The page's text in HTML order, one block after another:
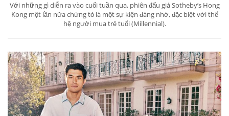
Với những gì diễn ra vào cuối tuần qua, phiên đấu giá Sotheby’s Hong
Kong một lần nữa chứng tỏ là một sự kiện đáng nhớ, đặc biệt với thế
hệ người mua trẻ tuổi (Millennial).